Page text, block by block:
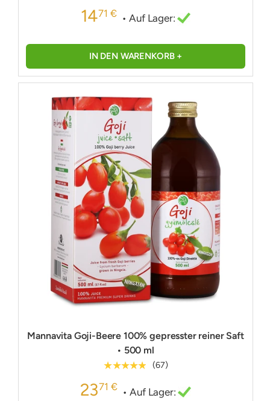
1471 € • Auf Lager:
IN DEN WARENKORB +
Mannavita Goji-Beere 100% gepresster reiner Saft
• 500 ml
★★★★★ (67)
2371 € • Auf Lager: